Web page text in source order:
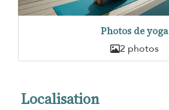
Photos de yoga
2 photos
Localisation